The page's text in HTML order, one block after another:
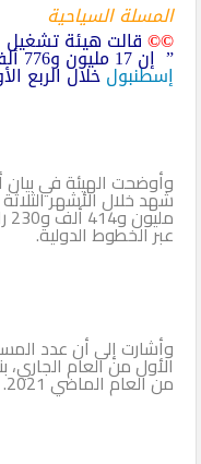
المسلة السياحية
©©قالت هيئة تشغيل
” إن 17 مليون و776 ألف و793 شخصا سافروا عبر مطارات
إسطنبولخلال الربع
وأوضحت الهيئة في بيان
عبر الخطوط الدولية.
وأشارت إلى أن عدد
من العام الماضي 2021.